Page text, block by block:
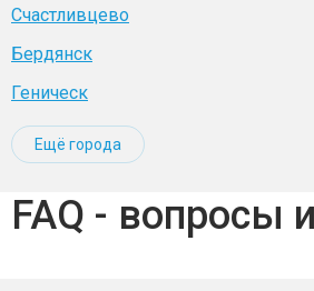
Счастливцево
Бердянск
Геническ
Ещё города
FAQ - вопросы